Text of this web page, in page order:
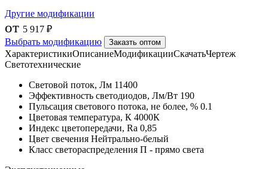
Другие модификации
от 5 917 ₽
Выбрать модификацию
Заказть оптом
ХарактеристикиОписаниеМодификацииСкачатьЧертеж
Светотехнические
Световой поток, Лм 11400
Эффективность светодиодов, Лм/Вт 190
Пульсация светового потока, не более, % 0.1
Цветовая температура, К 4000К
Индекс цветопередачи, Ra 0,85
Цвет свечения Нейтрально-белый
Класс светораспределения П - прямо света